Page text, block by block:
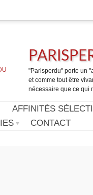
"Parisperdu" porte un
et comme tout être
nécessaire que ce qui
AFFINITÉS
CONTACT